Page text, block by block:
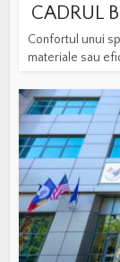
CADRUL
Confortul unui
materiale sau